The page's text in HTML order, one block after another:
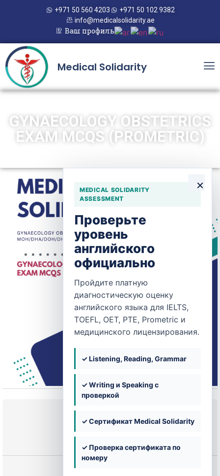
+971 50 560 4203
+971 50 102 9382
info@medicalsolidarity.ae
Ваш профиль
Medical Solidarity
×
MEDICAL SOLIDARITY
ASSESSMENT
Проверьте
уровень
английского
официально
Пройдите платную
диагностическую оценку
английского языка для IELTS,
TOEFL, OET, PTE, Prometric и
медицинского лицензирования.
✓ Listening, Reading, Grammar
✓ Writing и Speaking с
проверкой
✓ Сертификат Medical Solidarity
✓ Проверка сертификата по
номеру
GYNAECOLOGY OBSTETRICS
EXAM MCQS (PROMETRIC)
Текущее состояние